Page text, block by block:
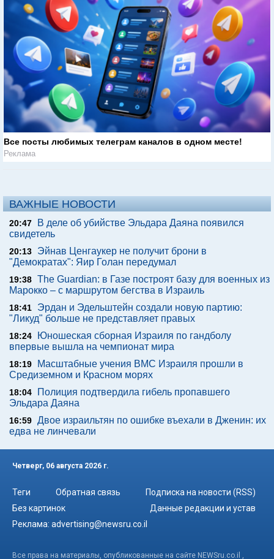
Все посты любимых телеграм каналов в одном месте!
Реклама
ВАЖНЫЕ НОВОСТИ
20:47
В деле об убийстве Эльдара Даяна появился
свидетель
20:13
Эйнав Ценгаукер не получит брони в
"Демократах": Яир Голан передумал
19:38 The Guardian: в Газе построят базу для военных из
Марокко – с маршрутом бегства в Израиль
18:41
Эрдан и Эдельштейн создали новую партию:
"Ликуд" больше не представляет правых
18:24
Юношеская сборная Израиля по гандболу
впервые вышла на чемпионат мира
18:19
Масштабные учения ВМС Израиля прошли в
Средиземном и Красном морях
18:04
Полиция подтвердила гибель пропавшего
Эльдара Даяна
16:59 Двое израильтян по ошибке въехали в Дженин: их
едва не линчевали
Четверг, 06 августа 2026 г.
Теги Обратная связь
Подписка на новости (RSS)
Без картинок
Данные редакции и устав
Реклама: advertising@newsru.co.il
Все права на материалы, опубликованные на сайте NEWSru.co.il ,